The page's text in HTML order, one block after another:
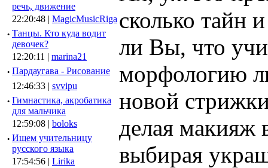
речь, движение
22:20:48 | MagicMusicRiga
· Танцы. Кто куда водит
девочек?
12:20:11 | marina21
· Пардаугава - Рисование
12:46:33 | svvipu
· Гимнастика, акробатика
для мальчика
12:59:08 | boloks
· Ищем учительницу
русского языка
17:54:56 | Lirika
сколько тайн
ли Вы, что
морфологию
новой
делая макияж
выбирая